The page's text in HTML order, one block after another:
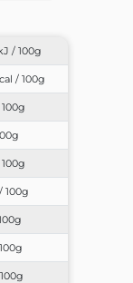
/ 100g
/ 100g
100g
100g
100g